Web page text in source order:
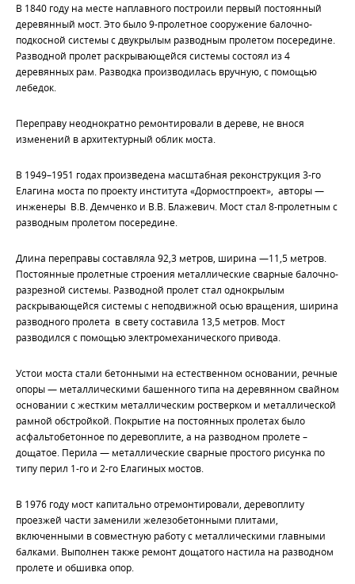
В 1840 году на месте наплавного построили первый постоянный
деревянный мост. Это было 9-пролетное сооружение балочно-
подкосной системы с двукрылым разводным пролетом посередине.
Разводной пролет раскрывающейся системы состоял из 4
деревянных рам. Разводка производилась вручную, с помощью
лебедок.
Переправу неоднократно ремонтировали в дереве, не внося
изменений в архитектурный облик моста.
В 1949–1951 годах произведена масштабная реконструкция 3-го
Елагина моста по проекту института «Дормостпроект», авторы —
инженеры В.В. Демченко и В.В. Блажевич. Мост стал 8-пролетным с
разводным пролетом посередине.
Длина переправы составляла 92,3 метров, ширина —11,5 метров.
Постоянные пролетные строения металлические сварные балочно-
разрезной системы. Разводной пролет стал однокрылым
раскрывающейся системы с неподвижной осью вращения, ширина
разводного пролета в свету составила 13,5 метров. Мост
разводился с помощью электромеханического привода.
Устои моста стали бетонными на естественном основании, речные
опоры — металлическими башенного типа на деревянном свайном
основании с жестким металлическим ростверком и металлической
рамной обстройкой. Покрытие на постоянных пролетах было
асфальтобетонное по деревоплите, а на разводном пролете –
дощатое. Перила — металлические сварные простого рисунка по
типу перил 1-го и 2-го Елагиных мостов.
В 1976 году мост капитально отремонтировали, деревоплиту
проезжей части заменили железобетонными плитами,
включенными в совместную работу с металлическими главными
балками. Выполнен также ремонт дощатого настила на разводном
пролете и обшивка опор.